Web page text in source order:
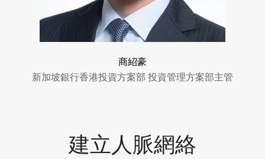
商紹豪
新加坡銀行香港投資方案部 投資管理方案部主管
建立人脈網絡